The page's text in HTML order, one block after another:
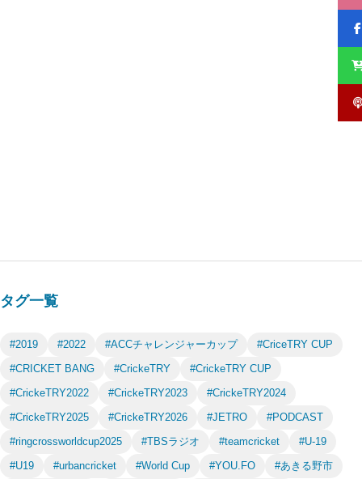
タグ一覧
#2019 #2022 #ACCチャレンジャーカップ
#CriceTRY CUP
#CRICKET BANG
#CrickeTRY
#CrickeTRY CUP
#CrickeTRY2022
#CrickeTRY2023
#CrickeTRY2024
#CrickeTRY2025
#CrickeTRY2026 #JETRO
#PODCAST
#ringcrossworldcup2025
#TBSラジオ #teamcricket
#U-19
#U19
#urbancricket #World Cup #YOU.FO
#あきる野市